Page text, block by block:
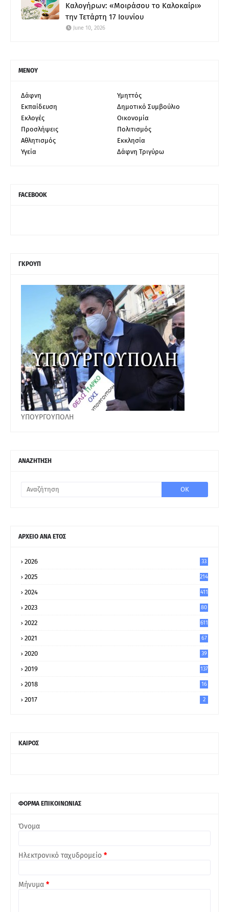
Καλογήρων: «Μοιράσου το Καλοκαίρι»
την Τετάρτη 17 Ιουνίου
June 10, 2026
ΜΕΝΟΥ
Δάφνη
Υμηττός
Εκπαίδευση
Δημοτικό Συμβούλιο
Εκλογές
Οικονομία
Προσλήψεις
Πολιτισμός
Αθλητισμός
Εκκλησία
Υγεία
Δάφνη Τριγύρω
FACEBOOK
ΓΚΡΟΥΠ
ΥΠΟΥΡΓΟΥΠΟΛΗ
ΑΝΑΖΗΤΗΣΗ
ΑΡΧΕΙΟ ΑΝΑ ΕΤΟΣ
2026 33
2025 214
2024 411
2023
80
2022 611
2021
67
2020
39
2019 137
2018 16
2017 2
ΚΑΙΡΟΣ
ΦΟΡΜΑ ΕΠΙΚΟΙΝΩΝΙΑΣ
Όνομα
Ηλεκτρονικό ταχυδρομείο *
Μήνυμα *